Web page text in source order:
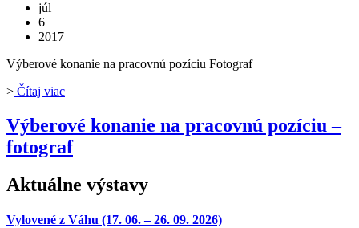
júl
6
2017
Výberové konanie na pracovnú pozíciu Fotograf
> Čítaj viac
Výberové konanie na pracovnú pozíciu –
fotograf
Aktuálne výstavy
Vylovené z Váhu (17. 06. – 26. 09. 2026)